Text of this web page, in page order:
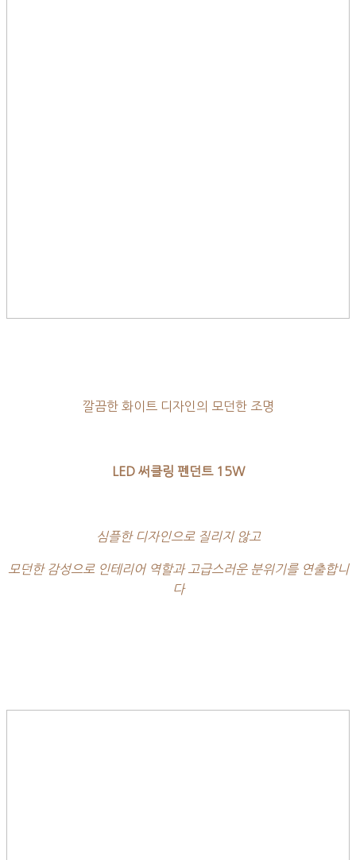
깔끔한 화이트 디자인의 모던한 조명
LED 써클링 펜던트 15W
심플한 디자인으로 질리지 않고
모던한 감성으로 인테리어 역할과 고급스러운 분위기를 연출합니
다